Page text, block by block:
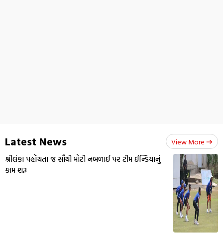
Latest News View More
શ્રીલંકા પહોંચતા જ સૌથી મોટી નબળાઈ પર ટીમ ઈન્ડિયાનું
કામ શરૂ